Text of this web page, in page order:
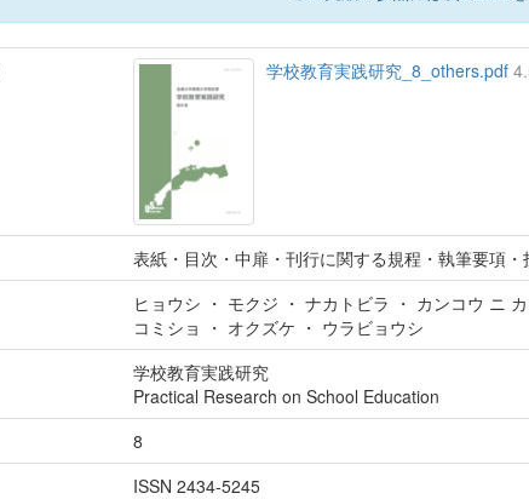
学校教育実践研究_8_others.pdf
表紙・目次・中扉・刊行に関する規程・執筆要項
ヒョウシ ・ モクジ ・ ナカトビラ ・ カンコウ ニ
コミショ ・ オクズケ ・ ウラビョウシ
学校教育実践研究
Practical Research on School Education
8
ISSN 2434-5245